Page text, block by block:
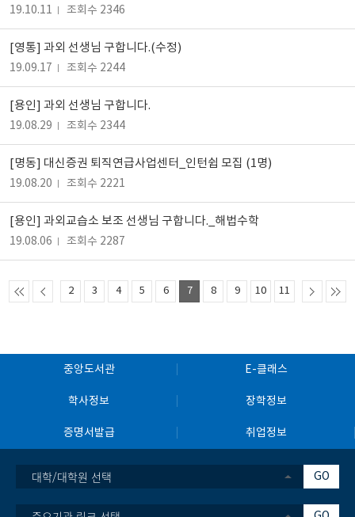
19.10.11 조회수 2346
[영통] 과외 선생님 구합니다.(수정)
19.09.17 조회수 2244
[용인] 과외 선생님 구합니다.
19.08.29 조회수 2344
[명동] 대신증권 퇴직연급사업센터_인턴쉽 모집 (1명)
19.08.20 조회수 2221
[용인] 과외교습소 보조 선생님 구합니다._해법수학
19.08.06 조회수 2287
2 3 4 5 6 7 8 9 10 11
중앙도서관 E-클래스
학사정보 장학정보
증명서발급 취업정보
대학/대학원 선택 GO